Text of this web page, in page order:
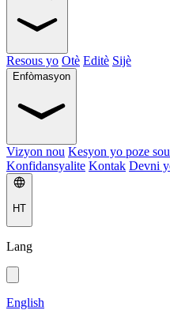
Resous yo Otè Editè Sijè
Enfòmasyon
Vizyon nou Kesyon yo poze
Konfidansyalite Kontak Devni
HT
Lang
English